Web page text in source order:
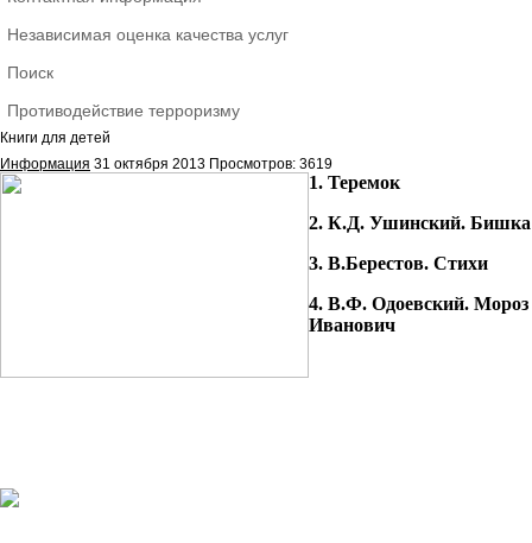
Независимая оценка качества услуг
Поиск
Противодействие терроризму
Книги для детей
Информация 31 октября 2013 Просмотров: 3619
1. Теремок
2. К.Д. Ушинский. Бишка
3. В.Берестов. Стихи
4. В.Ф. Одоевский. Мороз
Иванович